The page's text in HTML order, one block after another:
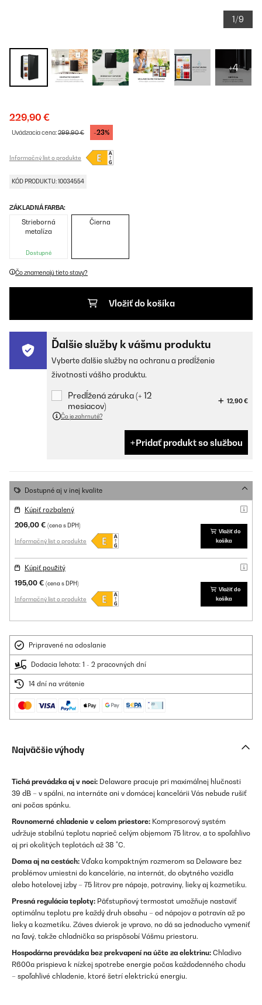
1/9
+4
229,90 €
Uvádzacia cena:299,90 € -23%
Informačný list o produkte
KÓD PRODUKTU: 10034554
ZÁKLADNÁ FARBA:
Strieborná
metalíza
Dostupné
Čierna
Čo znamenajú tieto stavy?
Vložiť do košíka
Ďalšie služby k vášmu produktu
Vyberte ďalšie služby na ochranu a predĺženie
životnosti vášho produktu.
Predĺžená záruka (+ 12
mesiacov)
12,90 €
Čo je zahrnuté?
Pridať produkt so službou
Dostupné aj v inej kvalite
Kúpiť rozbalený
206,00 € (cena s DPH)
Informačný list o produkte
Vložiť do
košíka
Kúpiť použitý
195,00 € (cena s DPH)
Informačný list o produkte
Vložiť do
košíka
Pripravené na odoslanie
Dodacia lehota: 1 - 2 pracovných dní
14 dní na vrátenie
Najväčšie výhody
Tichá prevádzka aj v noci: Delaware pracuje pri maximálnej hlučnosti
39 dB – v spálni, na internáte ani v domácej kancelárii Vás nebude rušiť
ani počas spánku.
Rovnomerné chladenie v celom priestore: Kompresorový systém
udržuje stabilnú teplotu naprieč celým objemom 75 litrov, a to spoľahlivo
aj pri okolitých teplotách až 38 °C.
Doma aj na cestách: Vďaka kompaktným rozmerom sa Delaware bez
problémov umiestni do kancelárie, na internát, do obytného vozidla
alebo hotelovej izby – 75 litrov pre nápoje, potraviny, lieky aj kozmetiku.
Presná regulácia teploty: Päťstupňový termostat umožňuje nastaviť
optimálnu teplotu pre každý druh obsahu – od nápojov a potravín až po
lieky a kozmetiku. Záves dvierok je vpravo, no dá sa jednoducho vymeniť
na ľavý, takže chladnička sa prispôsobí Vášmu priestoru.
Hospodárna prevádzka bez prekvapení na účte za elektrinu: Chladivo
R600a prispieva k nízkej spotrebe energie počas každodenného chodu
– spoľahlivé chladenie, ktoré šetrí elektrickú energiu.